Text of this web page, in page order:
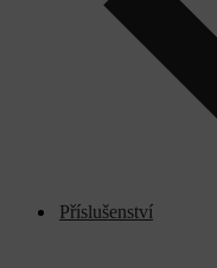
Příslušenství